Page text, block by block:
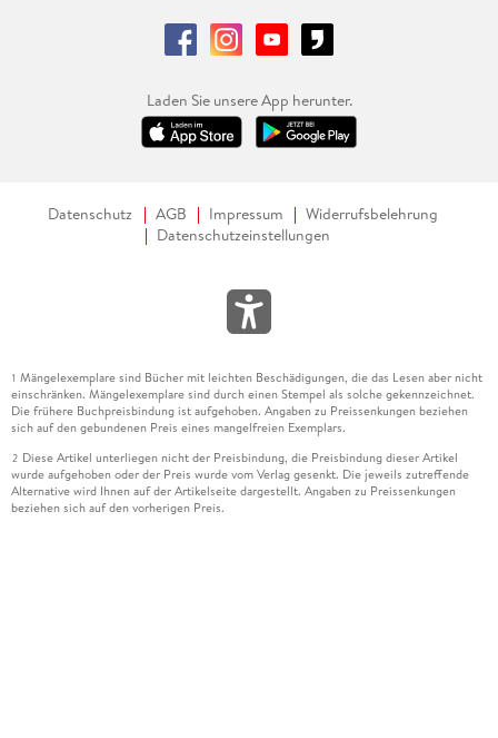
Laden Sie unsere App herunter.
Datenschutz AGB Impressum
Widerrufsbelehrung
Datenschutzeinstellungen
1 Mängelexemplare sind Bücher mit leichten Beschädigungen, die das Lesen aber nicht
einschränken. Mängelexemplare sind durch einen Stempel als solche gekennzeichnet.
Die frühere Buchpreisbindung ist aufgehoben. Angaben zu Preissenkungen beziehen
sich auf den gebundenen Preis eines mangelfreien Exemplars.
2 Diese Artikel unterliegen nicht der Preisbindung, die Preisbindung dieser Artikel
wurde aufgehoben oder der Preis wurde vom Verlag gesenkt. Die jeweils zutreffende
Alternative wird Ihnen auf der Artikelseite dargestellt. Angaben zu Preissenkungen
beziehen sich auf den vorherigen Preis.